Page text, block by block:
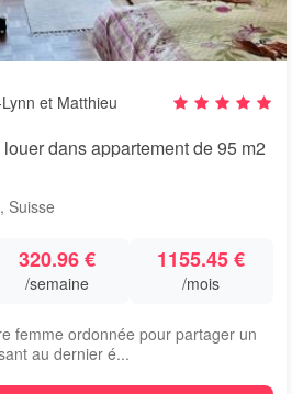
et Matthieu
dans appartement de 95 m2
Suisse
320.96 €
/semaine
1155.45 €
/mois
femme ordonnée pour partager un
au dernier é...